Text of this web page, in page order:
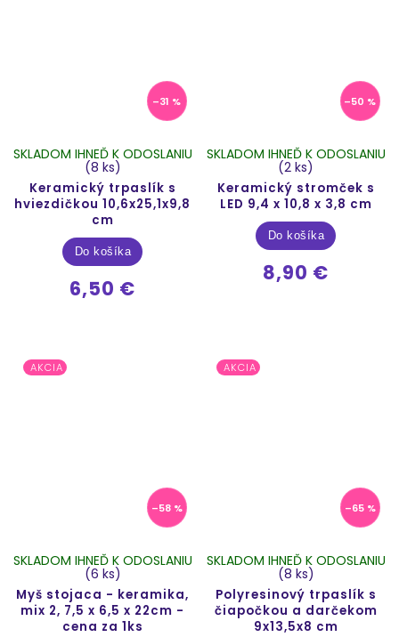
–31 %
Keramický trpaslík s
hviezdičkou 10,6x25,1x9,8
cm
SKLADOM IHNEĎ K ODOSLANIU
(8 ks)
6,50 €
Do košíka
–50 %
Keramický stromček s
LED 9,4 x 10,8 x 3,8 cm
SKLADOM IHNEĎ K ODOSLANIU
(2 ks)
8,90 €
Do košíka
AKCIA
–58 %
Myš stojaca - keramika,
mix 2, 7,5 x 6,5 x 22cm -
cena za 1ks
SKLADOM IHNEĎ K ODOSLANIU
(6 ks)
AKCIA
–65 %
Polyresinový trpaslík s
čiapočkou a darčekom
9x13,5x8 cm
SKLADOM IHNEĎ K ODOSLANIU
(8 ks)